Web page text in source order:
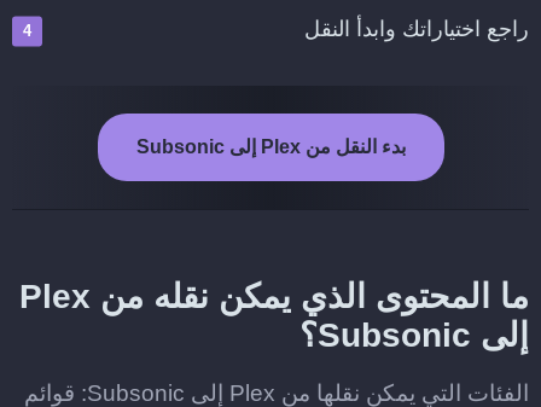
راجع اختياراتك وابدأ النقل
بدء النقل من Plex إلى Subsonic
ما المحتوى الذي يمكن نقله من Plex
إلى Subsonic؟
الفئات التي يمكن نقلها من Plex إلى Subsonic: قوائم